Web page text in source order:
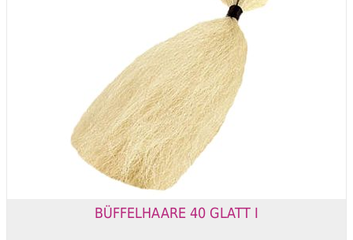
BÜFFELHAARE 40 GLATT I